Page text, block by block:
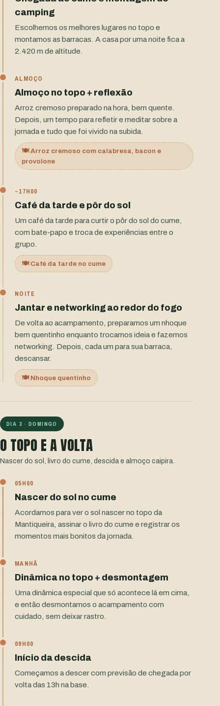
camping
Escolhemos os melhores lugares no topo e
montamos as barracas. A casa por uma noite fica a
2.420 m de altitude.
ALMOÇO
Almoço no topo + reflexão
Arroz cremoso preparado na hora, bem quente.
Depois, um tempo para refletir e meditar sobre a
jornada e tudo que foi vivido na subida.
🍽️ Arroz cremoso com calabresa, bacon e
provolone
~17H00
Café da tarde e pôr do sol
Um café da tarde para curtir o pôr do sol do cume,
com bate-papo e troca de experiências entre o
grupo.
🍽️ Café da tarde no cume
NOITE
Jantar e networking ao redor do fogo
De volta ao acampamento, preparamos um nhoque
bem quentinho enquanto trocamos ideia e fazemos
networking. Depois, cada um para sua barraca,
descansar.
🍽️ Nhoque quentinho
DIA 3 · DOMINGO
O TOPO E A VOLTA
Nascer do sol, livro do cume, descida e almoço caipira.
05H00
Nascer do sol no cume
Acordamos para ver o sol nascer no topo da
Mantiqueira, assinar o livro do cume e registrar os
momentos mais bonitos da jornada.
MANHÃ
Dinâmica no topo + desmontagem
Uma dinâmica especial que só acontece lá em cima,
e então desmontamos o acampamento com
cuidado, sem deixar rastro.
09H00
Início da descida
Começamos a descer com previsão de chegada por
volta das 13h na base.